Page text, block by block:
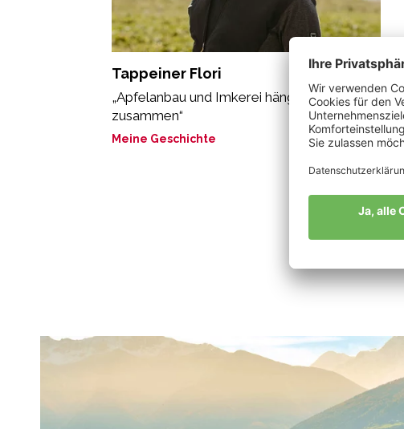
Tappeiner Flori
„Apfelanbau und Imkerei hängen eng
zusammen“
Meine Geschichte